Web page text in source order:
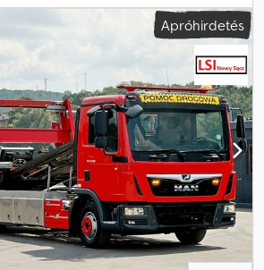
, szín:fehér, hajtástípus:automata,
, rakodótér szélesség: 1 050 mm,
mm , Gyártási év: , Felszereltség:ABS,
, MAN TGX 18.440 Autómentő 8,00 m
JÓ ÁLLAPOTBAN! ? GYÁRTÁSI ÉV:
685 000 km Dkjdpfeyu Hlbsx Amber
? Elektromos ablakok ? Klímaberendezés
? Retarder RAKTÉR: 800 x 105 x 253
kg ABRONCSMÉRET: 315/70R22,5
LÉGRUGÓS KAPCSOLAT: * KUBA –
OLASZ * SEBASTIAN – LENGYEL,
LASZLO – MAGYAR * COSTEL – ROMÁN
elvégzünk, beleértve a
– ???? : 8744
Apróhirdetés